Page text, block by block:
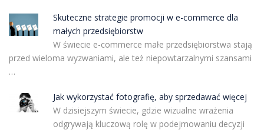
Skuteczne strategie promocji w e-commerce dla
małych przedsiębiorstw
W świecie e-commerce małe przedsiębiorstwa stają
przed wieloma wyzwaniami, ale też niepowtarzalnymi szansami
…
Jak wykorzystać fotografię, aby sprzedawać więcej
W dzisiejszym świecie, gdzie wizualne wrażenia
odgrywają kluczową rolę w podejmowaniu decyzji